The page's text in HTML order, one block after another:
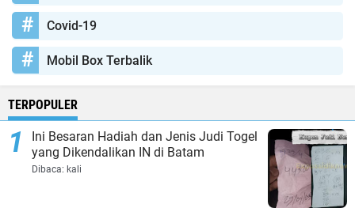
Covid-19
Mobil Box Terbalik
TERPOPULER
Ini Besaran Hadiah dan Jenis Judi Togel
yang Dikendalikan IN di Batam
Dibaca: kali